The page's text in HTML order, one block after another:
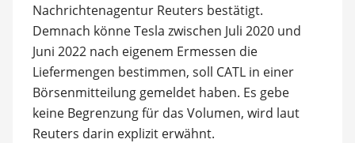
Nachrichtenagentur Reuters bestätigt.
Demnach könne Tesla zwischen Juli 2020 und
Juni 2022 nach eigenem Ermessen die
Liefermengen bestimmen, soll CATL in einer
Börsenmitteilung gemeldet haben. Es gebe
keine Begrenzung für das Volumen, wird laut
Reuters darin explizit erwähnt.